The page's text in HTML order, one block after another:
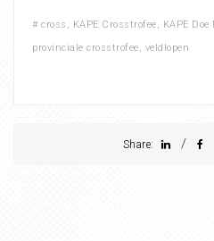
# cross , KAPE Crosstrofee, KAPE Doe
provinciale crosstrofee, veldlopen
Share: /